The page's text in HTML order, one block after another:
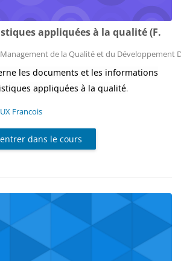
appliquées à la qualité (F.
de la Qualité et du Développement
les documents et les informations
appliquées à la qualité.
Francois
dans le cours